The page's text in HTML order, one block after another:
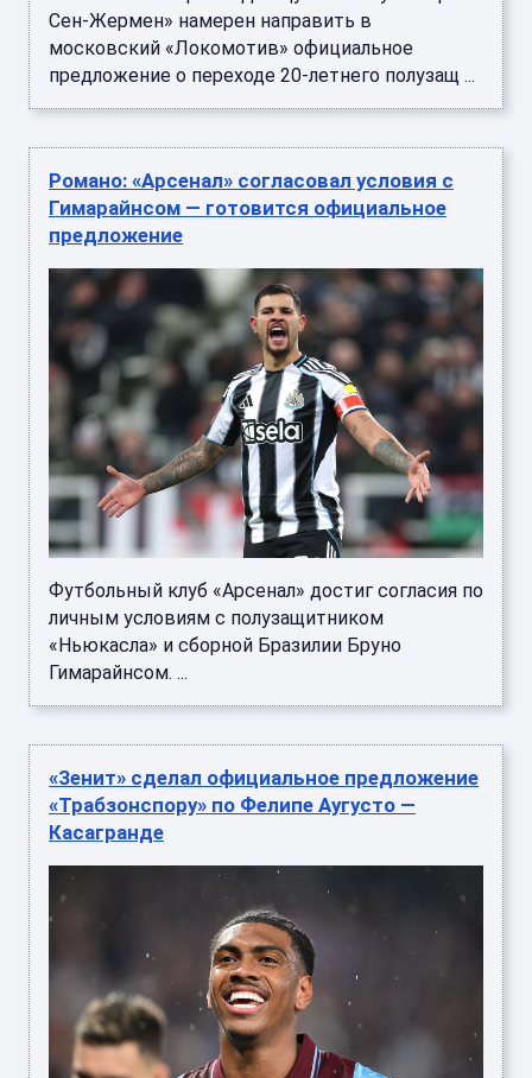
Сен-Жермен» намерен направить в
московский «Локомотив» официальное
предложение о переходе 20-летнего полузащ ...
Романо: «Арсенал» согласовал условия с
Гимарайнсом — готовится официальное
предложение
Футбольный клуб «Арсенал» достиг согласия по
личным условиям с полузащитником
«Ньюкасла» и сборной Бразилии Бруно
Гимарайнсом. ...
«Зенит» сделал официальное предложение
«Трабзонспору» по Фелипе Аугусто —
Касагранде